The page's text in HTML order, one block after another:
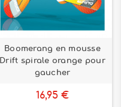
Boomerang en mousse
Drift spirale orange pour
gaucher
16,95 €